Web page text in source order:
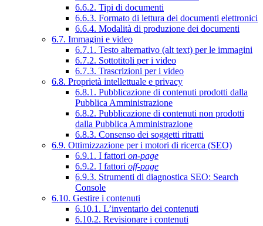
6.6.2. Tipi di documenti
6.6.3. Formato di lettura dei documenti elettronici
6.6.4. Modalità di produzione dei documenti
6.7. Immagini e video
6.7.1. Testo alternativo (alt text) per le immagini
6.7.2. Sottotitoli per i video
6.7.3. Trascrizioni per i video
6.8. Proprietà intellettuale e privacy
6.8.1. Pubblicazione di contenuti prodotti dalla
Pubblica Amministrazione
6.8.2. Pubblicazione di contenuti non prodotti
dalla Pubblica Amministrazione
6.8.3. Consenso dei soggetti ritratti
6.9. Ottimizzazione per i motori di ricerca (SEO)
6.9.1. I fattori on-page
6.9.2. I fattori off-page
6.9.3. Strumenti di diagnostica SEO: Search
Console
6.10. Gestire i contenuti
6.10.1. L’inventario dei contenuti
6.10.2. Revisionare i contenuti